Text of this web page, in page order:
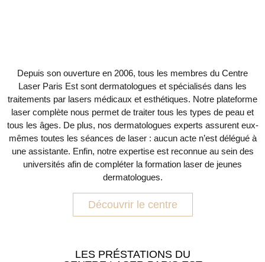
Depuis son ouverture en 2006, tous les membres du Centre
Laser Paris Est sont dermatologues et spécialisés dans les
traitements par lasers médicaux et esthétiques. Notre plateforme
laser complète nous permet de traiter tous les types de peau et
tous les âges. De plus, nos dermatologues experts assurent eux-
mêmes toutes les séances de laser : aucun acte n’est délégué à
une assistante. Enfin, notre expertise est reconnue au sein des
universités afin de compléter la formation laser de jeunes
dermatologues.
Découvrir le centre
LES PRÉSTATIONS DU